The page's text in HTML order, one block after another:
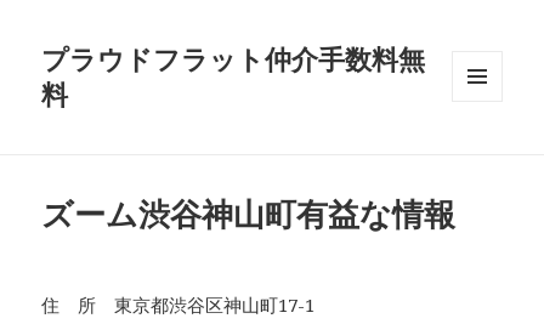
プラウドフラット仲介手数料無
料
ズーム渋谷神山町有益な情報
住 所 東京都渋谷区神山町17-1